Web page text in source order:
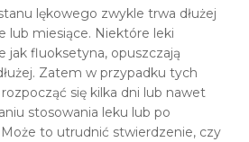
lękowego zwykle trwa dłużej
lub miesiące. Niektóre leki
jak fluoksetyna, opuszczają
Zatem w przypadku tych
się kilka dni lub nawet
stosowania leku lub po
to utrudnić stwierdzenie, czy